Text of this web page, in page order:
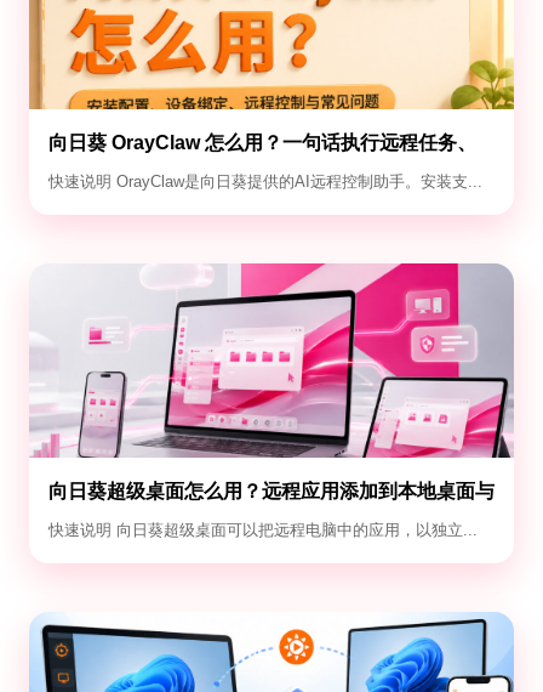
向日葵 OrayClaw 怎么用？一句话执行远程任务、
定时自动化与失败排查
快速说明 OrayClaw是向日葵提供的AI远程控制助手。安装支...
向日葵超级桌面怎么用？远程应用添加到本地桌面与
退出教程
快速说明 向日葵超级桌面可以把远程电脑中的应用，以独立...